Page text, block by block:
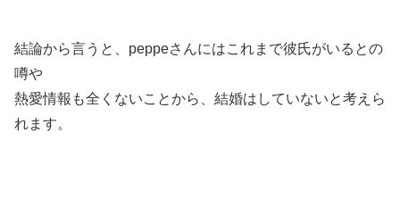
結論から言うと、peppeさんにはこれまで彼氏がいるとの
噂や
熱愛情報も全くないことから、結婚はしていないと考えら
れます。